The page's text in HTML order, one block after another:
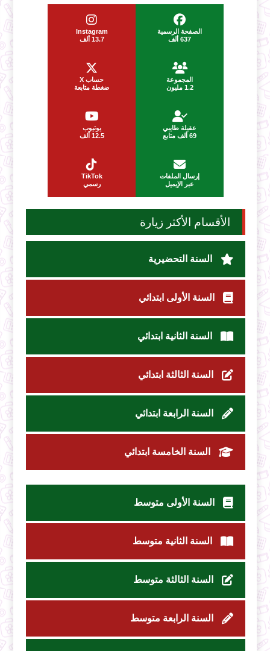
الصفحة الرسمية
637 ألف
Instagram
13.7 ألف
المجموعة
1.2 مليون
حساب X
ضغطة متابعة
عقيلة طايبي
69 ألف متابع
يوتيوب
12.5 ألف
إرسال الملفات
عبر الإيميل
TikTok
رسمي
الأقسام الأكثر زيارة
السنة التحضيرية
السنة الأولى ابتدائي
السنة الثانية ابتدائي
السنة الثالثة ابتدائي
السنة الرابعة ابتدائي
السنة الخامسة ابتدائي
السنة الأولى متوسط
السنة الثانية متوسط
السنة الثالثة متوسط
السنة الرابعة متوسط